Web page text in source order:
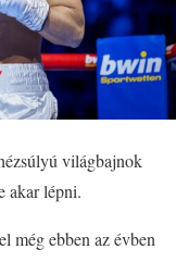
világbajnok
akar lépni.
még ebben az évben